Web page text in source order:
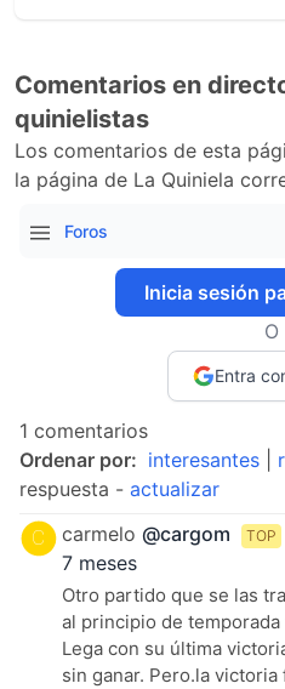
Comentarios en
quinielistas
Los comentarios de esta
la página de La Quiniela
Foros
Inicia sesión
O
Entra
1 comentarios
Ordenar por: interesantes
respuesta - actualizar
carmelo @cargom TOP
7 meses
Otro partido que se las
al principio de
Lega con su última
sin ganar. Pero.la